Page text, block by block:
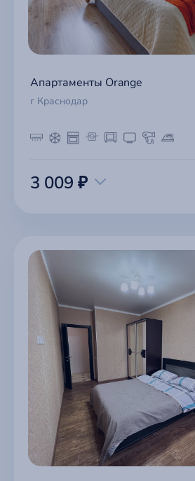
Апартаменты Orange
г Краснодар
3 009 ₽